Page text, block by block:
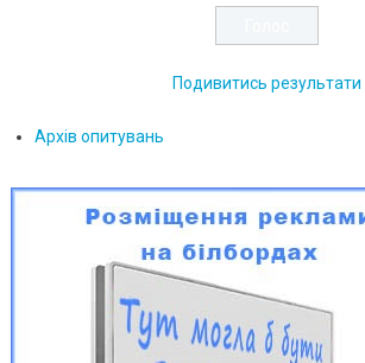
Подивитись результати
Архів опитувань